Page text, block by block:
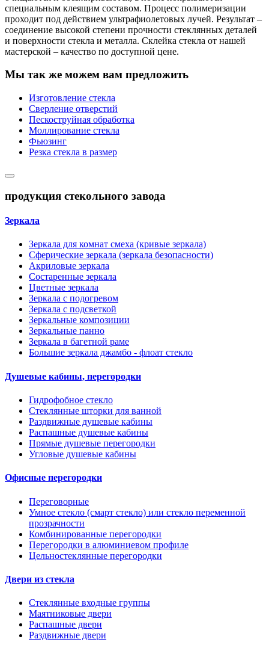
специальным клеящим составом. Процесс полимеризации
проходит под действием ультрафиолетовых лучей. Результат –
соединение высокой степени прочности стеклянных деталей
и поверхности стекла и металла. Склейка стекла от нашей
мастерской – качество по доступной цене.
Мы так же можем вам предложить
Изготовление стекла
Сверление отверстий
Пескоструйная обработка
Моллирование стекла
Фьюзинг
Резка стекла в размер
продукция стекольного завода
Зеркала
Зеркала для комнат смеха (кривые зеркала)
Сферические зеркала (зеркала безопасности)
Акриловые зеркала
Состаренные зеркала
Цветные зеркала
Зеркала с подогревом
Зеркала с подсветкой
Зеркальные композиции
Зеркальные панно
Зеркала в багетной раме
Большие зеркала джамбо - флоат стекло
Душевые кабины, перегородки
Гидрофобное стекло
Стеклянные шторки для ванной
Раздвижные душевые кабины
Распашные душевые кабины
Прямые душевые перегородки
Угловые душевые кабины
Офисные перегородки
Переговорные
Умное стекло (смарт стекло) или стекло переменной
прозрачности
Комбинированные перегородки
Перегородки в алюминиевом профиле
Цельностеклянные перегородки
Двери из стекла
Стеклянные входные группы
Маятниковые двери
Распашные двери
Раздвижные двери